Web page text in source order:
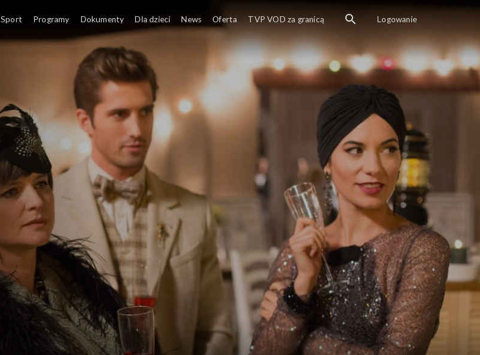
Sport Programy Dokumenty Dla dzieci News Oferta TVP VOD za granicą Logowanie